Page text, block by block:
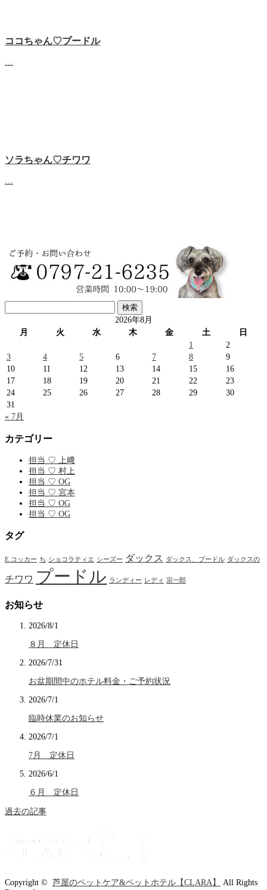
ココちゃん♡‬プードル
ソラちゃん♡‬チワワ
索:
2026年8月
月
火 水 木 金 土
日
1
2
3
4 5 6 7 8
9
10
11 12 13 14 15
16
17
18 19 20 21 22
23
24
25 26 27 28 29
30
31
« 7月
カテゴリー
担当 ♡ 上﨑
担当 ♡ 村上
担当 ♡ OG
担当 ♡ 宮本
担当 ♡ OG
担当 ♡ OG
タグ
E.コッカー ち ショコラティエ シーズー ダックス ダックス、プードル ダックスの
チワワ プードル ランディー レディ 宗一郎
お知らせ
2026/8/1
８月 定休日
2026/7/31
お盆期間中のホテル料金・ご予約状況
2026/7/1
臨時休業のお知らせ
2026/7/1
7月 定休日
2026/6/1
６月 定休日
過去の記事
Copyright © 芦屋のペットケア&ペットホテル【CLARA】
All Rights